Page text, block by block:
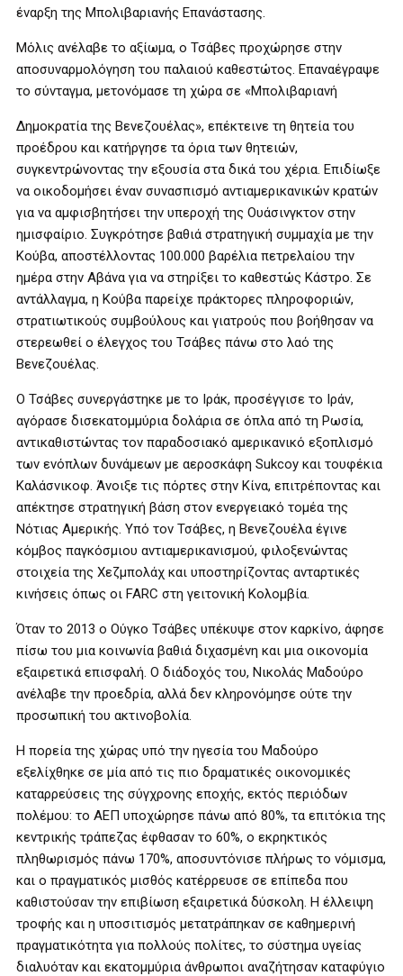
έναρξη της Μπολιβαριανής Επανάστασης.
Μόλις ανέλαβε το αξίωμα, ο Τσάβες προχώρησε στην
αποσυναρμολόγηση του παλαιού καθεστώτος. Επαναέγραψε
το σύνταγμα, μετονόμασε τη χώρα σε «Μπολιβαριανή
Δημοκρατία της Βενεζουέλας», επέκτεινε τη θητεία του
προέδρου και κατήργησε τα όρια των θητειών,
συγκεντρώνοντας την εξουσία στα δικά του χέρια. Επιδίωξε
να οικοδομήσει έναν συνασπισμό αντιαμερικανικών κρατών
για να αμφισβητήσει την υπεροχή της Ουάσινγκτον στην
ημισφαίριο. Συγκρότησε βαθιά στρατηγική συμμαχία με την
Κούβα, αποστέλλοντας 100.000 βαρέλια πετρελαίου την
ημέρα στην Αβάνα για να στηρίξει το καθεστώς Κάστρο. Σε
αντάλλαγμα, η Κούβα παρείχε πράκτορες πληροφοριών,
στρατιωτικούς συμβούλους και γιατρούς που βοήθησαν να
στερεωθεί ο έλεγχος του Τσάβες πάνω στο λαό της
Βενεζουέλας.
Ο Τσάβες συνεργάστηκε με το Ιράκ, προσέγγισε το Ιράν,
αγόρασε δισεκατομμύρια δολάρια σε όπλα από τη Ρωσία,
αντικαθιστώντας τον παραδοσιακό αμερικανικό εξοπλισμό
των ενόπλων δυνάμεων με αεροσκάφη Sukcoy και τουφέκια
Καλάσνικοφ. Άνοιξε τις πόρτες στην Κίνα, επιτρέποντας και
απέκτησε στρατηγική βάση στον ενεργειακό τομέα της
Νότιας Αμερικής. Υπό τον Τσάβες, η Βενεζουέλα έγινε
κόμβος παγκόσμιου αντιαμερικανισμού, φιλοξενώντας
στοιχεία της Χεζμπολάχ και υποστηρίζοντας ανταρτικές
κινήσεις όπως οι FARC στη γειτονική Κολομβία.
Όταν το 2013 ο Ούγκο Τσάβες υπέκυψε στον καρκίνο, άφησε
πίσω του μια κοινωνία βαθιά διχασμένη και μια οικονομία
εξαιρετικά επισφαλή. Ο διάδοχός του, Νικολάς Μαδούρο
ανέλαβε την προεδρία, αλλά δεν κληρονόμησε ούτε την
προσωπική του ακτινοβολία.
Η πορεία της χώρας υπό την ηγεσία του Μαδούρο
εξελίχθηκε σε μία από τις πιο δραματικές οικονομικές
καταρρεύσεις της σύγχρονης εποχής, εκτός περιόδων
πολέμου: το ΑΕΠ υποχώρησε πάνω από 80%, τα επιτόκια της
κεντρικής τράπεζας έφθασαν το 60%, ο εκρηκτικός
πληθωρισμός πάνω 170%, αποσυντόνισε πλήρως το νόμισμα,
και ο πραγματικός μισθός κατέρρευσε σε επίπεδα που
καθιστούσαν την επιβίωση εξαιρετικά δύσκολη. Η έλλειψη
τροφής και η υποσιτισμός μετατράπηκαν σε καθημερινή
πραγματικότητα για πολλούς πολίτες, το σύστημα υγείας
διαλυόταν και εκατομμύρια άνθρωποι αναζήτησαν καταφύγιο